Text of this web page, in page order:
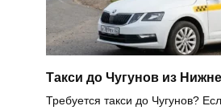
Такси до Чугунов из
Требуется такси до Чугунов?